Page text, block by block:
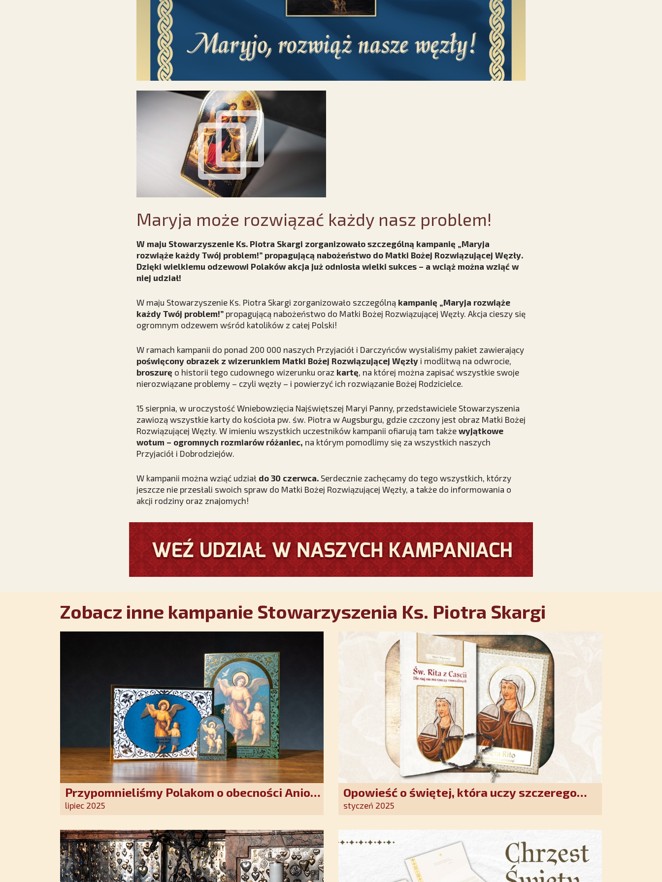
Maryja może rozwiązać każdy nasz problem!
W maju Stowarzyszenie Ks. Piotra Skargi zorganizowało szczególną kampanię „Maryja
rozwiąże każdy Twój problem!” propagującą nabożeństwo do Matki Bożej Rozwiązującej Węzły.
Dzięki wielkiemu odzewowi Polaków akcja już odniosła wielki sukces – a wciąż można wziąć w
niej udział!
W maju Stowarzyszenie Ks. Piotra Skargi zorganizowało szczególną kampanię „Maryja rozwiąże
każdy Twój problem!” propagującą nabożeństwo do Matki Bożej Rozwiązującej Węzły. Akcja cieszy się
ogromnym odzewem wśród katolików z całej Polski!
W ramach kampanii do ponad 200 000 naszych Przyjaciół i Darczyńców wysłaliśmy pakiet zawierający
poświęcony obrazek z wizerunkiem Matki Bożej Rozwiązującej Węzły i modlitwą na odwrocie,
broszurę o historii tego cudownego wizerunku oraz kartę, na której można zapisać wszystkie swoje
nierozwiązane problemy – czyli węzły – i powierzyć ich rozwiązanie Bożej Rodzicielce.
15 sierpnia, w uroczystość Wniebowzięcia Najświętszej Maryi Panny, przedstawiciele Stowarzyszenia
zawiozą wszystkie karty do kościoła pw. św. Piotra w Augsburgu, gdzie czczony jest obraz Matki Bożej
Rozwiązującej Węzły. W imieniu wszystkich uczestników kampanii ofiarują tam także wyjątkowe
wotum – ogromnych rozmiarów różaniec, na którym pomodlimy się za wszystkich naszych
Przyjaciół i Dobrodziejów.
W kampanii można wziąć udział do 30 czerwca. Serdecznie zachęcamy do tego wszystkich, którzy
jeszcze nie przesłali swoich spraw do Matki Bożej Rozwiązującej Węzły, a także do informowania o
akcji rodziny oraz znajomych!
Zobacz inne kampanie Stowarzyszenia Ks. Piotra Skargi
Przypomnieliśmy Polakom o obecności Anioła
Stróża!
lipiec 2025
Opowieść o świętej, która uczy szczerego
oddania się Bogu. Duchowe wzmocnienie i
styczeń 2025